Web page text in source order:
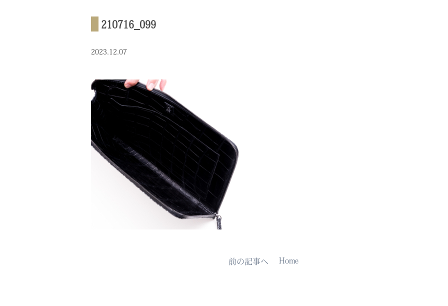
210716_099
2023.12.07
前の記事へ Home